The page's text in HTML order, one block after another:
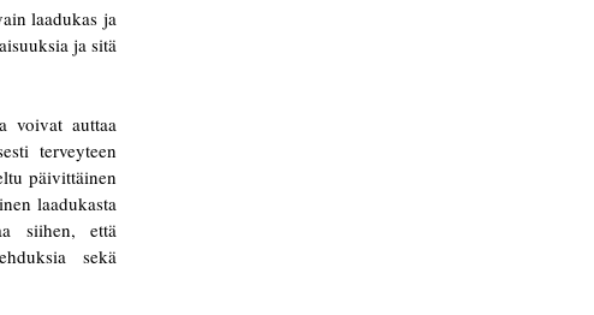
laadukas ja
ja sitä
voivat auttaa
terveyteen
päivittäinen
laadukasta
siihen, että
sekä